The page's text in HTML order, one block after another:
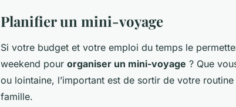
Planifier un mini-voyage
Si votre budget et votre emploi du temps le
weekend pour organiser un mini-voyage ? Que
ou lointaine, l’important est de sortir de votre
famille.